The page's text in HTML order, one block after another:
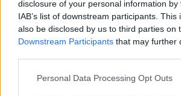
disclosure of your personal information
IAB’s list of downstream participants.
also be disclosed by us to third parties on
Downstream Participants that may further
Personal Data Processing Opt Outs